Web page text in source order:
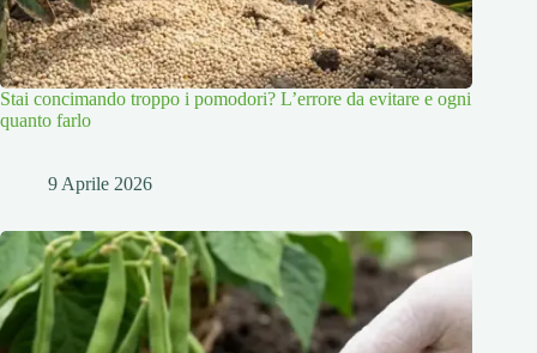
Stai concimando troppo i pomodori? L’errore da evitare e ogni
quanto farlo
9 Aprile 2026